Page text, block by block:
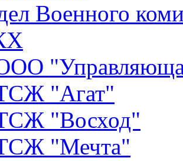
Военного
"Агат"
"Восход"
"Мечта"